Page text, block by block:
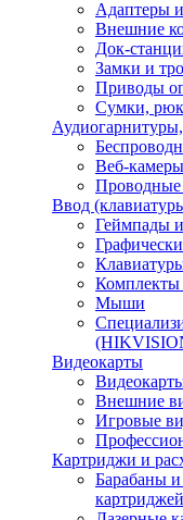
Адаптеры
Внешние
Док-
Замки и
Приводы
Сумки,
Веб-камеры
Проводные
Ввод
Геймпады
Комплекты
Мыши
Видеокарты
Внешние
Игровые
Картриджи и
Барабаны
картриджей